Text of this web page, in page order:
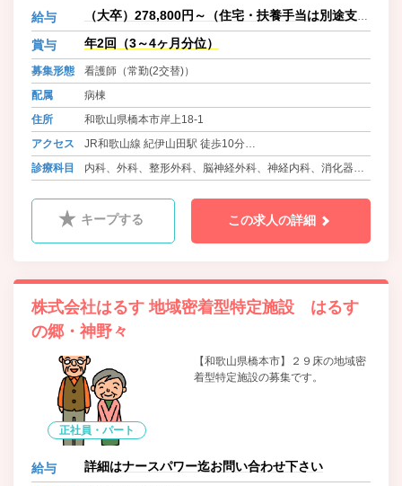
得や産休・育休の取得を奨励し、出
産・育児や介護、プライベートも充
実できる環境整備にも取り組んでお
ります。
給与
（大卒）278,800円～（住宅・扶養手当は別途支
給）
賞与 年2回（3～4ヶ月分位）
募集形態
看護師（常勤(2交替)）
配属
病棟
住所
和歌山県橋本市岸上18-1
アクセス
JR和歌山線 紀伊山田駅 徒歩10分
南海高野線 学文路駅 徒歩10分
診療科目
内科、外科、整形外科、脳神経外科、神経内科、消化器内
神科、皮膚科、ﾘﾊﾋﾞﾘﾃｰｼｮﾝ科、乳腺外科、人工透析内科、
キープする この求人の詳細
株式会社はるす 地域密着型特定施設 はるす
の郷・神野々
正社員・パート
【和歌山県橋本市】２９床の地域密
着型特定施設の募集です。
給与 詳細はナースパワー迄お問い合わせ下さい